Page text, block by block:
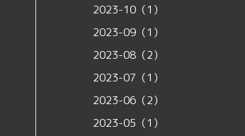
2023-10（1）
2023-09（1）
2023-08（2）
2023-07（1）
2023-06（2）
2023-05（1）